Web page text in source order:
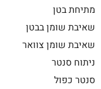
מתיחת בטן
שאיבת שומן בבטן
שאיבת שומן צוואר
ניתוח סנטר
סנטר כפול